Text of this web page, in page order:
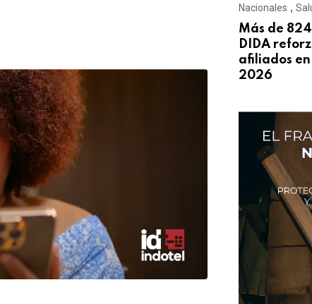
AGOSTO 3, 2026
Nacionales ,
Más de
DIDA
afiliados
2026